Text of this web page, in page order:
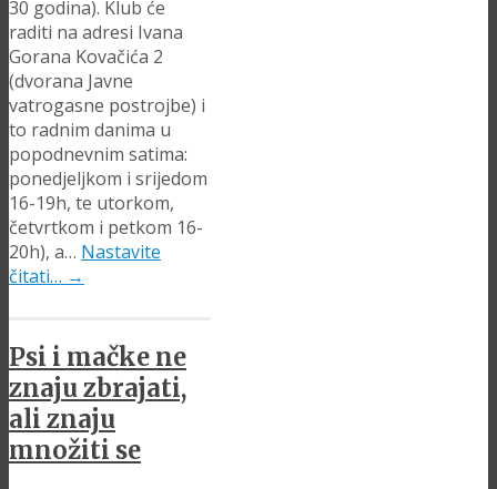
30 godina). Klub će
raditi na adresi Ivana
Gorana Kovačića 2
(dvorana Javne
vatrogasne postrojbe) i
to radnim danima u
popodnevnim satima:
ponedjeljkom i srijedom
16-19h, te utorkom,
četvrtkom i petkom 16-
20h), a… Nastavite
čitati… →
Psi i mačke ne
znaju zbrajati,
ali znaju
množiti se